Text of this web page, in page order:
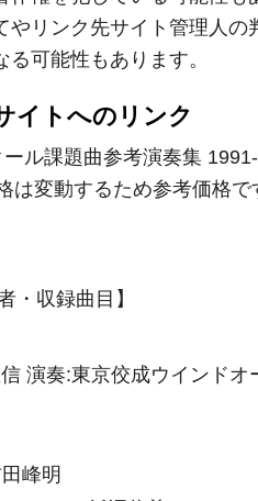
やリンク先サイト管理人の
可能性もあります。
イトへのリンク
ル課題曲参考演奏集
は変動するため参考価格で
・収録曲目】
演奏:東京佼成ウインドオ
峰明